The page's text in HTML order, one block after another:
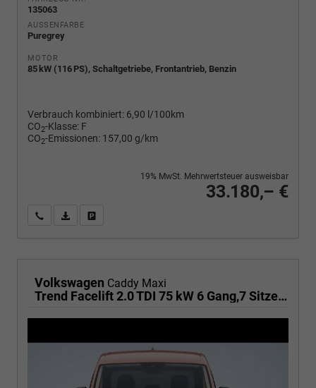
135063
AUSSENFARBE
Puregrey
MOTOR
85 kW (116 PS), Schaltgetriebe, Frontantrieb, Benzin
Verbrauch kombiniert: 6,90 l/100km
CO2-Klasse: F
CO2-Emissionen: 157,00 g/km
33.180,– €
19% MwSt. Mehrwertsteuer ausweisbar
Wir rufen Sie anPDF-Fahrzeugexposé drucken
Volkswagen Caddy Maxi
Trend Facelift 2.0 TDI 75 kW 6 Gang,7 Sitze, Klimautomatik, Zuziehhilfe für Schiebetüren u. Heckklppe, App Connevt, Digital Cockpit PRO, PDC v+h, Full Assistenzsysteme, Radio, Navigationsvorbereitung